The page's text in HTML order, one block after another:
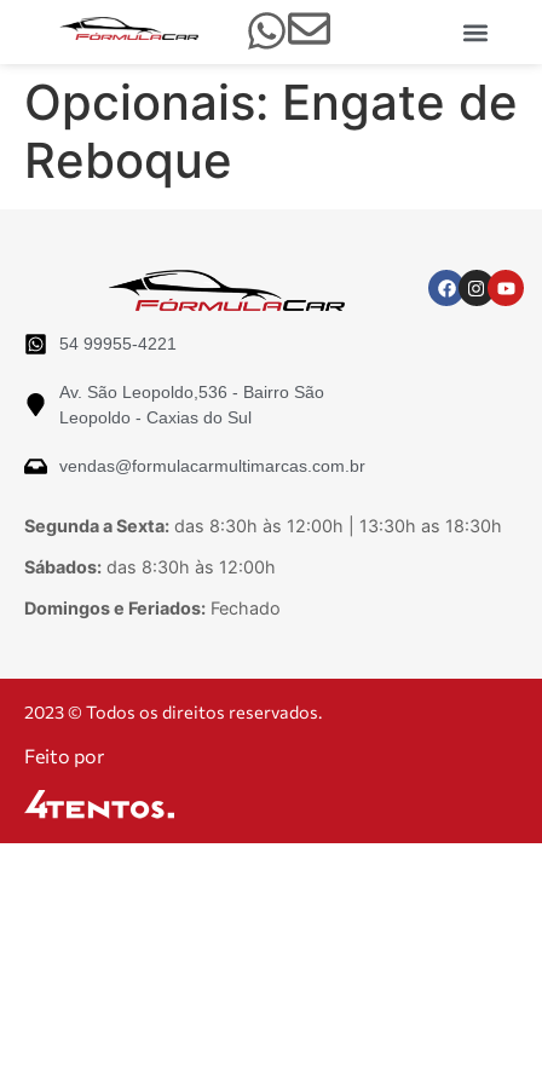
Opcionais: Engate de
Reboque
54 99955-4221
Av. São Leopoldo,536 - Bairro São
Leopoldo - Caxias do Sul
vendas@formulacarmultimarcas.com.br
Segunda a Sexta: das 8:30h às 12:00h | 13:30h as 18:30h
Sábados: das 8:30h às 12:00h
Domingos e Feriados: Fechado
2023 © Todos os direitos reservados.
Feito por